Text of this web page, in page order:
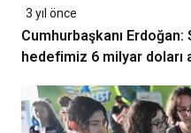
3 yıl önce
Cumhurbaşkanı Erdoğan:
hedefimiz 6 milyar doları